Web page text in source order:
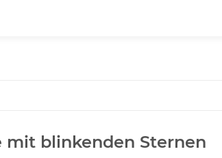
mit blinkenden Sternen